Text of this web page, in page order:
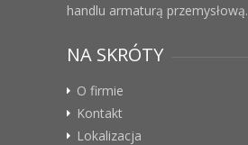
handlu armaturą przemysłową.
NA SKRÓTY
O firmie
Kontakt
Lokalizacja